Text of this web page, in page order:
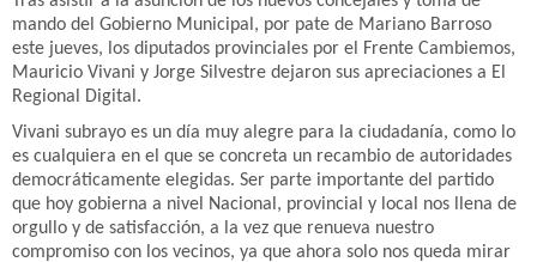
mando del Gobierno Municipal, por pate de Mariano Barroso
este jueves, los diputados provinciales por el Frente Cambiemos,
Mauricio Vivani y Jorge Silvestre dejaron sus apreciaciones a El
Regional Digital.
Vivani subrayo es un día muy alegre para la ciudadanía, como lo
es cualquiera en el que se concreta un recambio de autoridades
democráticamente elegidas. Ser parte importante del partido
que hoy gobierna a nivel Nacional, provincial y local nos llena de
orgullo y de satisfacción, a la vez que renueva nuestro
compromiso con los vecinos, ya que ahora solo nos queda mirar